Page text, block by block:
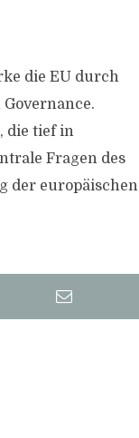
die EU durch
die tief in
Fragen des
der europäischen